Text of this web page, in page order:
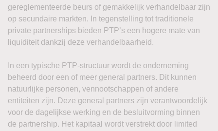
gereglementeerde beurs of gemakkelijk verhandelbaar zijn
op secundaire markten. In tegenstelling tot traditionele
private partnerships bieden PTP’s een hogere mate van
liquiditeit dankzij deze verhandelbaarheid.
In een typische PTP-structuur wordt de onderneming
beheerd door een of meer general partners. Dit kunnen
natuurlijke personen, vennootschappen of andere
entiteiten zijn. Deze general partners zijn verantwoordelijk
voor de dagelijkse werking en de besluitvorming binnen
de partnership. Het kapitaal wordt verstrekt door limited